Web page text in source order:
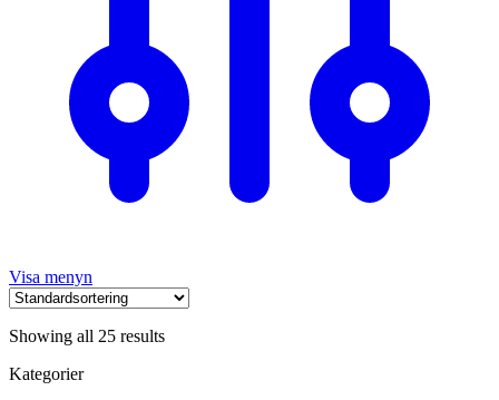
Visa menyn
Showing all 25 results
Kategorier